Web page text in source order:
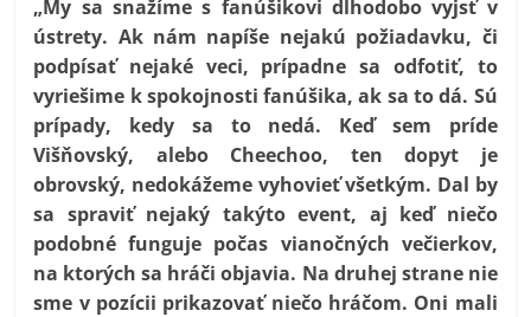
„My sa snažíme s fanúšikovi dlhodobo vyjsť v
ústrety. Ak nám napíše nejakú požiadavku, či
podpísať nejaké veci, prípadne sa odfotiť, to
vyriešime k spokojnosti fanúšika, ak sa to dá. Sú
prípady, kedy sa to nedá. Keď sem príde
Višňovský, alebo Cheechoo, ten dopyt je
obrovský, nedokážeme vyhovieť všetkým. Dal by
sa spraviť nejaký takýto event, aj keď niečo
podobné funguje počas vianočných večierkov,
na ktorých sa hráči objavia. Na druhej strane nie
sme v pozícii prikazovať niečo hráčom. Oni mali